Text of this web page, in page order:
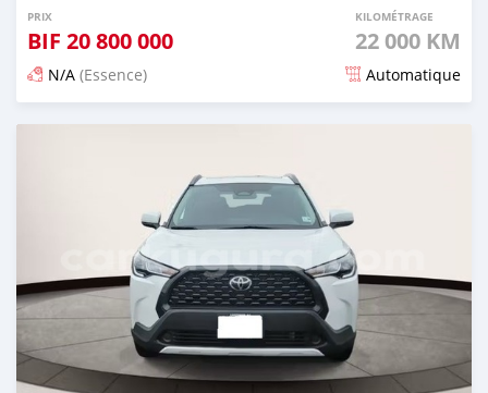
PRIX
BIF 20 800 000
KILOMÉTRAGE
22 000 KM
N/A (Essence) Automatique
Publié il y a 4 mois